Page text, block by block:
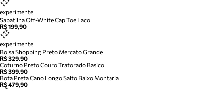
experimente
Sapatilha Off-White Cap Toe Laco
R$ 199,90
experimente
Bolsa Shopping Preto Mercato Grande
R$ 329,90
Coturno Preto Couro Tratorado Basico
R$ 399,90
Bota Preta Cano Longo Salto Baixo Montaria
R$ 479,90